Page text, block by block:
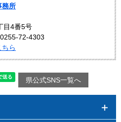
務所
目4番5号
72-4303
ら
県公式SNS一覧へ